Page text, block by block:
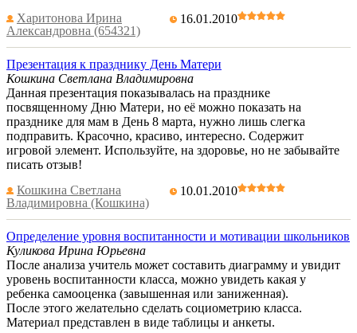
Харитонова Ирина
Александровна (654321)
16.01.2010
Презентация к празднику День Матери
Кошкина Светлана Владимировна
Данная презентация показывалась на празднике
посвященному Дню Матери, но её можно показать на
празднике для мам в День 8 марта, нужно лишь слегка
подправить. Красочно, красиво, интересно. Содержит
игровой элемент. Используйте, на здоровье, но не забывайте
писать отзыв!
Кошкина Светлана
Владимировна (Кошкина)
10.01.2010
Определение уровня воспитанности и мотивации школьников
Куликова Ирина Юрьевна
После анализа учитель может составить диаграмму и увидит
уровень воспитанности класса, можно увидеть какая у
ребенка самооценка (завышенная или заниженная).
После этого желательно сделать социометрию класса.
Материал представлен в виде таблицы и анкеты.